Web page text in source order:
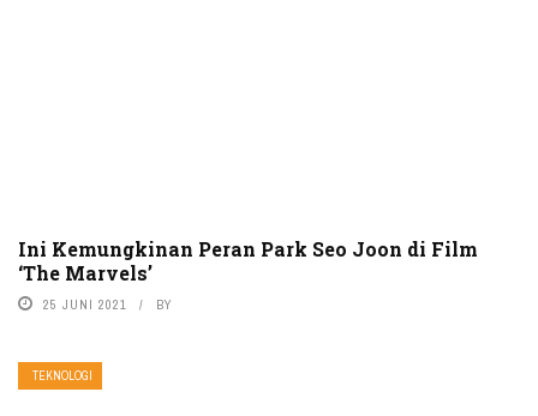
Ini Kemungkinan Peran Park Seo Joon di Film
‘The Marvels’
25 JUNI 2021 BY
TEKNOLOGI